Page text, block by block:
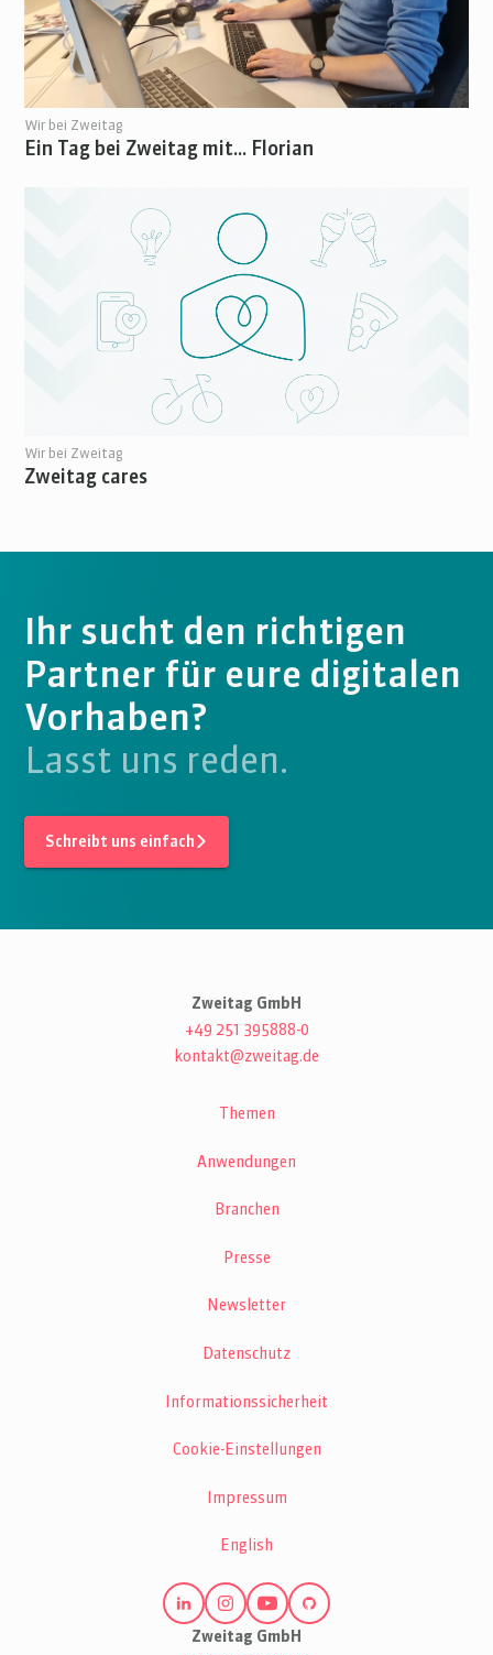
Wir bei Zweitag
Ein Tag bei Zweitag mit… Florian
Wir bei Zweitag
Zweitag cares
Ihr sucht den richtigen
Partner für eure digitalen
Vorhaben?
Lasst uns reden.
Schreibt uns einfach
Zweitag GmbH
+49 251 395888-0
kontakt@zweitag.de
Themen
Anwendungen
Branchen
Presse
Newsletter
Datenschutz
Informationssicherheit
Cookie-Einstellungen
Impressum
English
Zweitag GmbH